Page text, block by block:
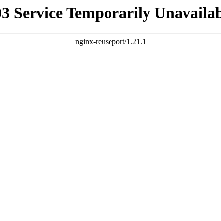
Service Temporarily
nginx-reuseport/1.21.1